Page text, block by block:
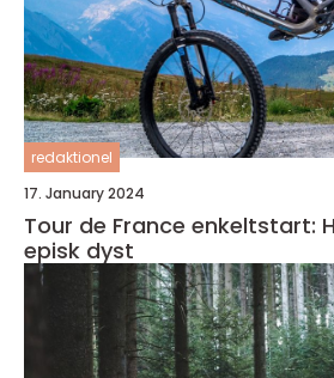
redaktionel
17. January 2024
Tour de France enkeltstart:
episk dyst